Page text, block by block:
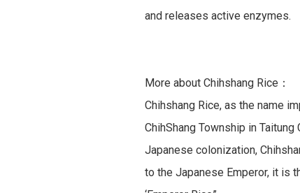
and releases active enzymes.
More about Chihshang Rice：
Chihshang Rice, as the name
ChihShang Township in
Japanese colonization,
to the Japanese Emperor, it is